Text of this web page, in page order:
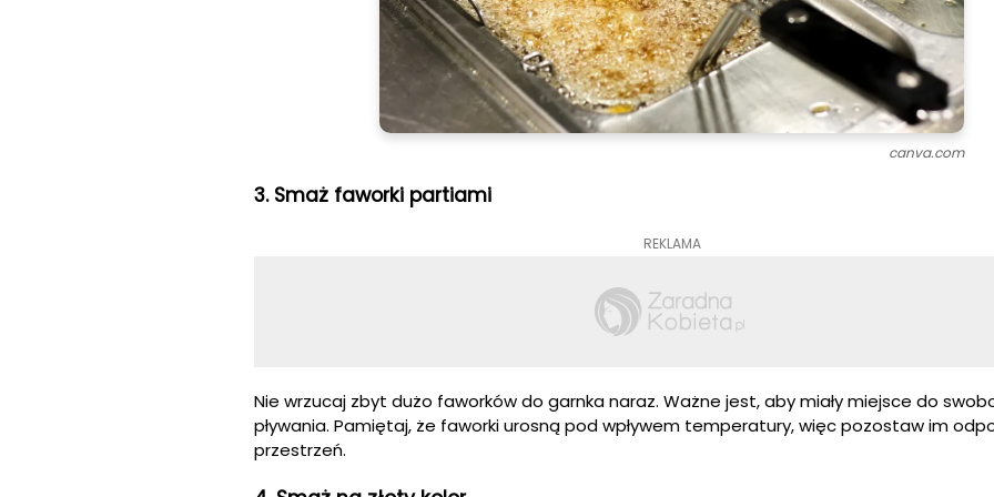
canva.com
3. Smaż faworki partiami
REKLAMA
Nie wrzucaj zbyt dużo faworków do garnka naraz. Ważne jest, aby miały miejsce do
pływania. Pamiętaj, że faworki urosną pod wpływem temperatury, więc pozostaw im
przestrzeń.